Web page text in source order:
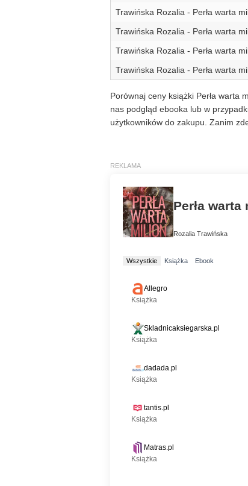
Trawińska Rozalia - Perła warta
Trawińska Rozalia - Perła warta
Trawińska Rozalia - Perła warta
Trawińska Rozalia - Perła warta
Porównaj ceny książki Perła warta
nas podgląd ebooka lub w
użytkowników do zakupu. Zanim